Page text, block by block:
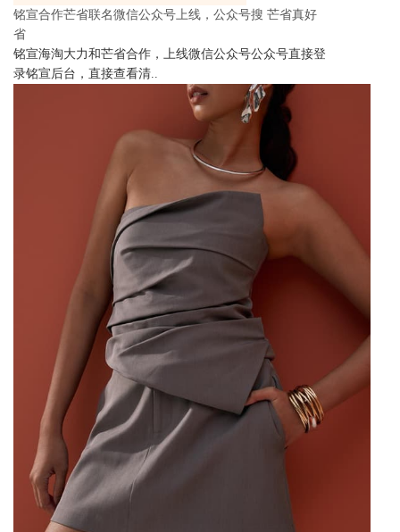
铭宣合作芒省联名微信公众号上线，公众号搜 芒省真好
省
铭宣海淘大力和芒省合作，上线微信公众号公众号直接登
录铭宣后台，直接查看清..